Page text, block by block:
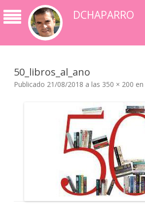
DCHAPARRO
50_libros_al_ano
Publicado 21/08/2018 a las 350 × 200 en